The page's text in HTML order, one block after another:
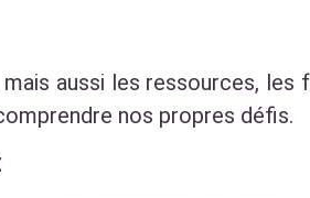
aussi les ressources, les
nos propres défis.